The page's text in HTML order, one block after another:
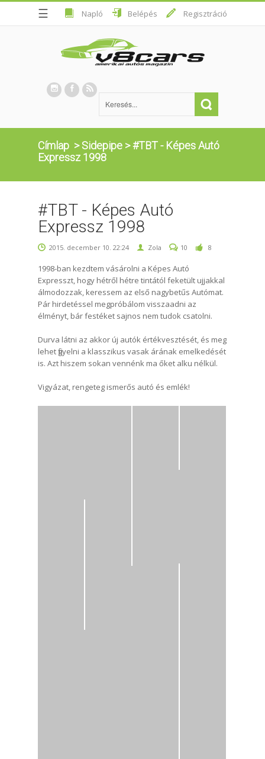
☰ Napló Belépés Regisztráció
Címlap >Sidepipe >#TBT - Képes Autó
Expressz 1998
#TBT - Képes Autó
Expressz 1998
2015. december 10. 22:24 Zola 10 8
1998-ban kezdtem vásárolni a Képes Autó
Expresszt, hogy hétről hétre tintától feketült ujjakkal
álmodozzak, keressem az első nagybetűs Autómat.
Pár hirdetéssel megpróbálom visszaadni az
élményt, bár festéket sajnos nem tudok csatolni.
Durva látni az akkor új autók értékvesztését, és meg
lehet figyelni a klasszikus vasak árának emelkedését
is. Azt hiszem sokan vennénk ma őket alku nélkül.
Vigyázat, rengeteg ismerős autó és emlék!